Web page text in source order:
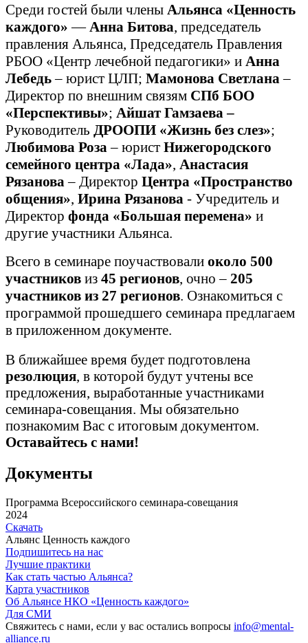
Среди гостей были члены Альянса «Ценность
каждого» —Анна Битова, председатель
правления Альянса, Председатель Правления
РБОО «Центр лечебной педагогики» и Анна
Лебедь– юрист ЦЛП; Мамонова Светлана–
Директор по внешним связям СПб БОО
«Перспективы»; Айшат Гамзаева –
Руководитель ДРООПИ «Жизнь без слез»;
Любимова Роза– юрист Нижегородского
семейного центра «Лада», Анастасия
Рязанова– Директор Центра «Пространство
общения», Ирина Рязанова - Учредитель и
Директор фонда «Большая перемена» и
другие участники Альянса.
Всего в семинаре поучаствовали около 500
участников из 45 регионов, очно – 205
участников из 27 регионов. Ознакомиться с
программой прошедшего семинара предлагаем
в приложенном документе.
В ближайшее время будет подготовлена
резолюция, в которой будут учтены все
предложения, выработанные участниками
семинара-совещания. Мы обязательно
познакомим Вас с итоговым документом.
Оставайтесь с нами!
Документы
Программа Всероссийского семинара-совещания
2024
Скачать
Альянс Ценность каждого
Подпишитесь на нас
Лучшие практики
Как стать частью Альянса?
Карта участников
Об Альянсе НКО «Ценность каждого»
Для СМИ
Свяжитесь с нами, если у вас остались вопросы info@mental-
alliance.ru